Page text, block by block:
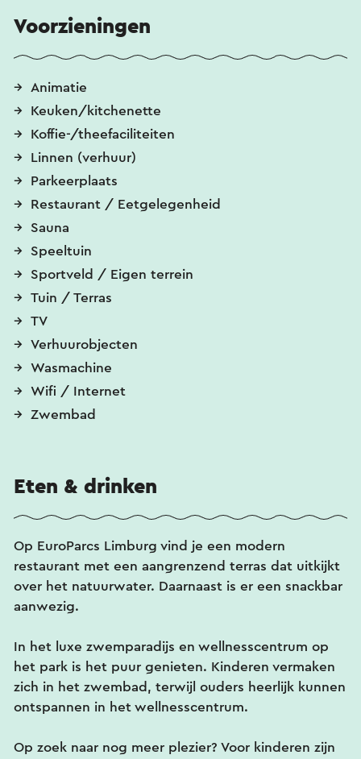
Voorzieningen
Animatie
Keuken/kitchenette
Koffie-/theefaciliteiten
Linnen (verhuur)
Parkeerplaats
Restaurant / Eetgelegenheid
Sauna
Speeltuin
Sportveld / Eigen terrein
Tuin / Terras
TV
Verhuurobjecten
Wasmachine
Wifi / Internet
Zwembad
Eten & drinken
Op EuroParcs Limburg vind je een modern
restaurant met een aangrenzend terras dat uitkijkt
over het natuurwater. Daarnaast is er een snackbar
aanwezig.
In het luxe zwemparadijs en wellnesscentrum op
het park is het puur genieten. Kinderen vermaken
zich in het zwembad, terwijl ouders heerlijk kunnen
ontspannen in het wellnesscentrum.
Op zoek naar nog meer plezier? Voor kinderen zijn